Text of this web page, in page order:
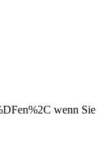
wenn